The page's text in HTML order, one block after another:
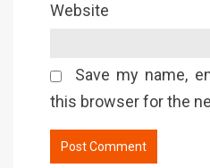
Website
Save my name,
this browser for the